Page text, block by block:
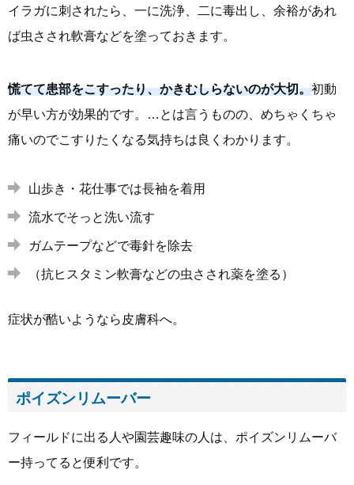
イラガに刺されたら、一に洗浄、二に毒出し、余裕があれ
ば虫さされ軟膏などを塗っておきます。
慌てて患部をこすったり、かきむしらないのが大切。初動
が早い方が効果的です。…とは言うものの、めちゃくちゃ
痛いのでこすりたくなる気持ちは良くわかります。
山歩き・花仕事では長袖を着用
流水でそっと洗い流す
ガムテープなどで毒針を除去
（抗ヒスタミン軟膏などの虫さされ薬を塗る）
症状が酷いようなら皮膚科へ。
ポイズンリムーバー
フィールドに出る人や園芸趣味の人は、ポイズンリムーバ
ー持ってると便利です。